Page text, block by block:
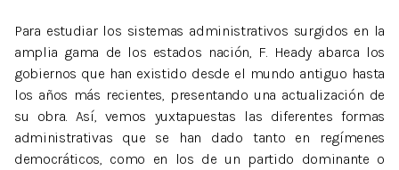
Para estudiar los sistemas administrativos surgidos en la
amplia gama de los estados nación, F. Heady abarca los
gobiernos que han existido desde el mundo antiguo hasta
los años más recientes, presentando una actualización de
su obra. Así, vemos yuxtapuestas las diferentes formas
administrativas que se han dado tanto en regímenes
democráticos, como en los de un partido dominante o